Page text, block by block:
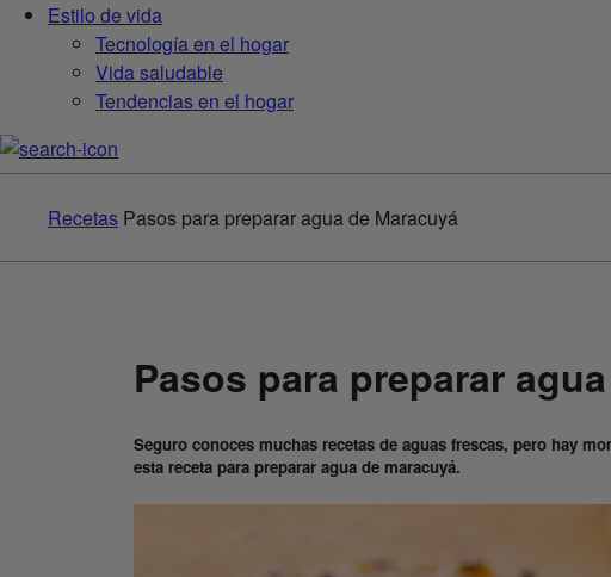
Estilo de vida
Tecnología en el hogar
Vida saludable
Tendencias en el hogar
Recetas Pasos para preparar agua de Maracuyá
Pasos para preparar
Seguro conoces muchas recetas de aguas frescas, pero hay
esta receta para preparar agua de maracuyá.